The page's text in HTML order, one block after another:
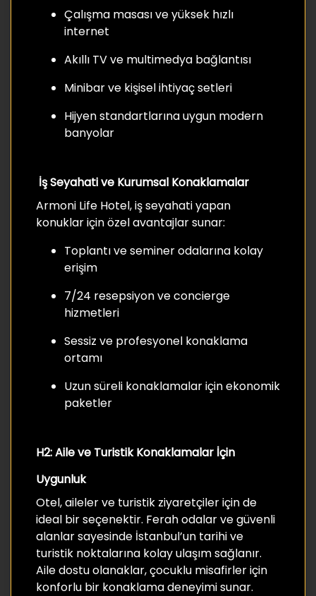
Çalışma masası ve yüksek hızlı
internet
Akıllı TV ve multimedya bağlantısı
Minibar ve kişisel ihtiyaç setleri
Hijyen standartlarına uygun modern
banyolar
İş Seyahati ve Kurumsal Konaklamalar
Armoni Life Hotel, iş seyahati yapan
konuklar için özel avantajlar sunar:
Toplantı ve seminer odalarına kolay
erişim
7/24 resepsiyon ve concierge
hizmetleri
Sessiz ve profesyonel konaklama
ortamı
Uzun süreli konaklamalar için ekonomik
paketler
H2: Aile ve Turistik Konaklamalar İçin
Uygunluk
Otel, aileler ve turistik ziyaretçiler için de
ideal bir seçenektir. Ferah odalar ve güvenli
alanlar sayesinde İstanbul’un tarihi ve
turistik noktalarına kolay ulaşım sağlanır.
Aile dostu olanaklar, çocuklu misafirler için
konforlu bir konaklama deneyimi sunar.